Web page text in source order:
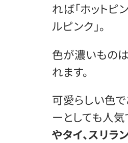
れば「ホットピ
ルピンク」。
色が濃いものは
れます。
可愛らしい色で
ーとしても人気
やタイ、スリラ